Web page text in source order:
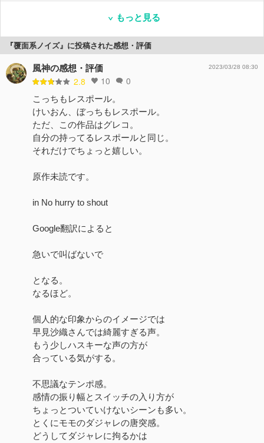
もっと見る
『覆面系ノイズ』に投稿された感想・評価
風神の感想・評価
2.8 10 0
2023/03/28 08:30
こっちもレスポール。
けいおん、ぼっちもレスポール。
ただ、この作品はグレコ。
自分の持ってるレスポールと同じ。
それだけでちょっと嬉しい。
原作未読です。
in No hurry to shout
Google翻訳によると
急いで叫ばないで
となる。
なるほど。
個人的な印象からのイメージでは
早見沙織さんでは綺麗すぎる声。
もう少しハスキーな声の方が
合っている気がする。
不思議なテンポ感。
感情の振り幅とスイッチの入り方が
ちょっとついていけないシーンも多い。
とくにモモのダジャレの唐突感。
どうしてダジャレに拘るかは